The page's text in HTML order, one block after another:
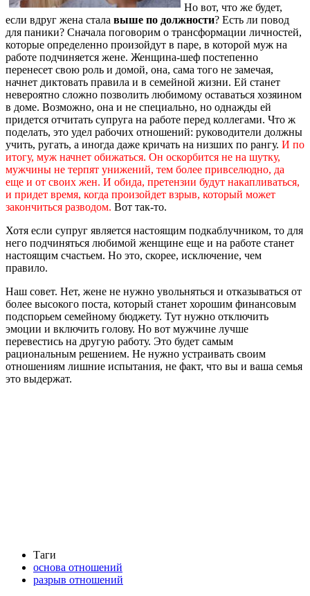
Но вот, что же будет,
если вдруг жена стала выше по должности? Есть ли повод
для паники? Сначала поговорим о трансформации личностей,
которые определенно произойдут в паре, в которой муж на
работе подчиняется жене. Женщина-шеф постепенно
перенесет свою роль и домой, она, сама того не замечая,
начнет диктовать правила и в семейной жизни. Ей станет
невероятно сложно позволить любимому оставаться хозяином
в доме. Возможно, она и не специально, но однажды ей
придется отчитать супруга на работе перед коллегами. Что ж
поделать, это удел рабочих отношений: руководители должны
учить, ругать, а иногда даже кричать на низших по рангу. И по
итогу, муж начнет обижаться. Он оскорбится не на шутку,
мужчины не терпят унижений, тем более привселюдно, да
еще и от своих жен. И обида, претензии будут накапливаться,
и придет время, когда произойдет взрыв, который может
закончиться разводом. Вот так-то.
Хотя если супруг является настоящим подкаблучником, то для
него подчиняться любимой женщине еще и на работе станет
настоящим счастьем. Но это, скорее, исключение, чем
правило.
Наш совет. Нет, жене не нужно увольняться и отказываться от
более высокого поста, который станет хорошим финансовым
подспорьем семейному бюджету. Тут нужно отключить
эмоции и включить голову. Но вот мужчине лучше
перевестись на другую работу. Это будет самым
рациональным решением. Не нужно устраивать своим
отношениям лишние испытания, не факт, что вы и ваша семья
это выдержат.
Таги
основа отношений
разрыв отношений